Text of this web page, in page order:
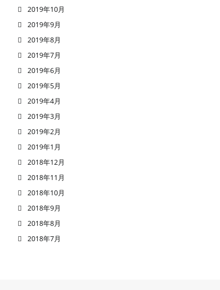
2019年10月
2019年9月
2019年8月
2019年7月
2019年6月
2019年5月
2019年4月
2019年3月
2019年2月
2019年1月
2018年12月
2018年11月
2018年10月
2018年9月
2018年8月
2018年7月